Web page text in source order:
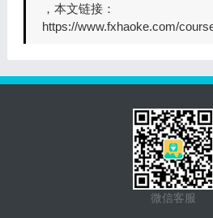
，本文链接：
https://www.fxhaoke.com/
微信客服